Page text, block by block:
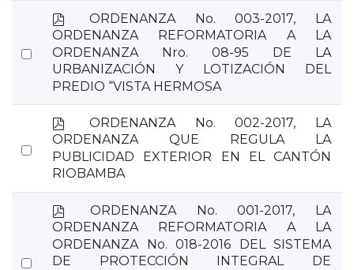
Select
p
d
f
ORDENANZA No. 003-2017, LA
ORDENANZA REFORMATORIA A LA
ORDENANZA Nro. 08-95 DE LA
URBANIZACIÓN Y LOTIZACIÓN DEL
PREDIO “VISTA HERMOSA
Select
item
p
d
f
ORDENANZA No. 002-2017, LA
ORDENANZA QUE REGULA LA
PUBLICIDAD EXTERIOR EN EL CANTÓN
RIOBAMBA
Select
p
d
f
ORDENANZA No. 001-2017, LA
ORDENANZA REFORMATORIA A LA
ORDENANZA No. 018-2016 DEL SISTEMA
DE PROTECCIÓN INTEGRAL DE